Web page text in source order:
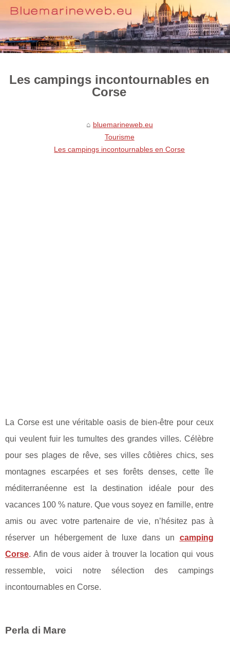
Les campings incontournables en
Corse
bluemarineweb.eu
Tourisme
Les campings incontournables en Corse
La Corse est une véritable oasis de bien-être pour ceux
qui veulent fuir les tumultes des grandes villes. Célèbre
pour ses plages de rêve, ses villes côtières chics, ses
montagnes escarpées et ses forêts denses, cette île
méditerranéenne est la destination idéale pour des
vacances 100 % nature. Que vous soyez en famille, entre
amis ou avec votre partenaire de vie, n’hésitez pas à
réserver un hébergement de luxe dans un camping
Corse. Afin de vous aider à trouver la location qui vous
ressemble, voici notre sélection des campings
incontournables en Corse.
Perla di Mare